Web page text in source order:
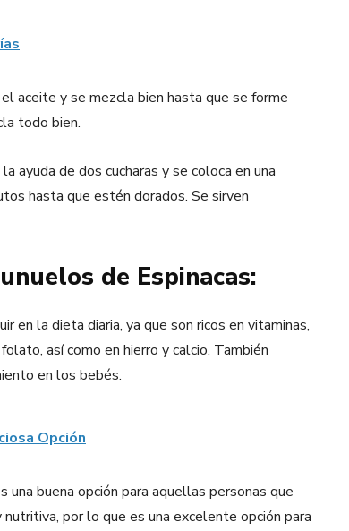
aceite y se mezcla bien hasta que se forme
todo bien.
ayuda de dos cucharas y se coloca en una
hasta que estén dorados. Se sirven
de Espinacas:
en la dieta diaria, ya que son ricos en vitaminas,
así como en hierro y calcio. También
en los bebés.
Opción
buena opción para aquellas personas que
por lo que es una excelente opción para